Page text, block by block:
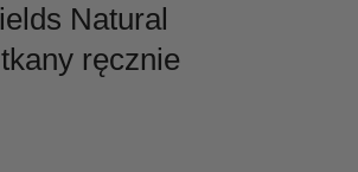
Natural
ręcznie